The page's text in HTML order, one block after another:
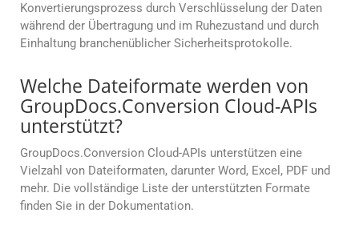
Konvertierungsprozess durch Verschlüsselung der Daten
während der Übertragung und im Ruhezustand und durch
Einhaltung branchenüblicher Sicherheitsprotokolle.
Welche Dateiformate werden von
GroupDocs.Conversion Cloud-APIs
unterstützt?
GroupDocs.Conversion Cloud-APIs unterstützen eine
Vielzahl von Dateiformaten, darunter Word, Excel, PDF und
mehr. Die vollständige Liste der unterstützten Formate
finden Sie in der Dokumentation.